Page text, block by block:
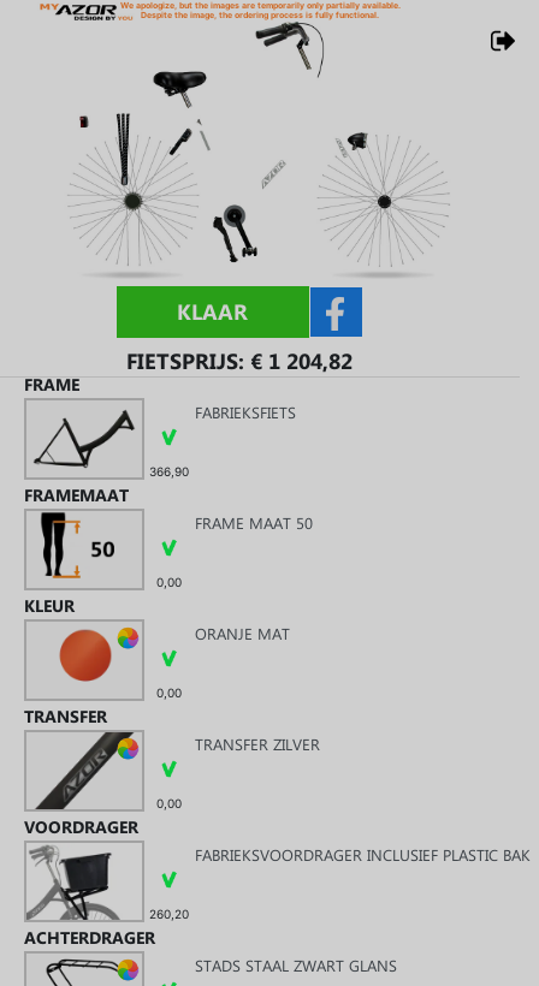
We apologize, but the images are temporarily only partially available.
Despite the image, the ordering process is fully functional.
KLAAR
FIETSPRIJS: € 1 204,82
FRAME
366,90
FABRIEKSFIETS
FRAMEMAAT
0,00
FRAME MAAT 50
KLEUR
0,00
ORANJE MAT
TRANSFER
0,00
TRANSFER ZILVER
VOORDRAGER
260,20
FABRIEKSVOORDRAGER INCLUSIEF PLASTIC BAK
ACHTERDRAGER
STADS STAAL ZWART GLANS